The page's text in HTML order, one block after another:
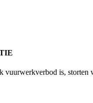
vuurwerkverbod is, storten